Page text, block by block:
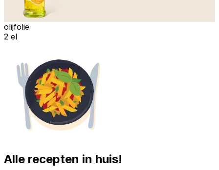
olijfolie
2 el
Alle recepten in huis!